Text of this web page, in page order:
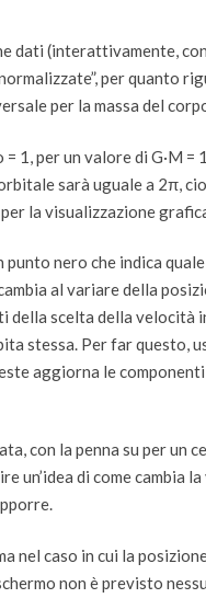
dati (interattivamente, con
per quanto
per la massa del
1, per un valore di G·M
sarà uguale a 2π,
la visualizzazione
nero che indica
al variare della
scelta della velocità
stessa. Per far questo,
aggiorna le
con la penna su per un
un’idea di come cambia
nel caso in cui la
non è previsto